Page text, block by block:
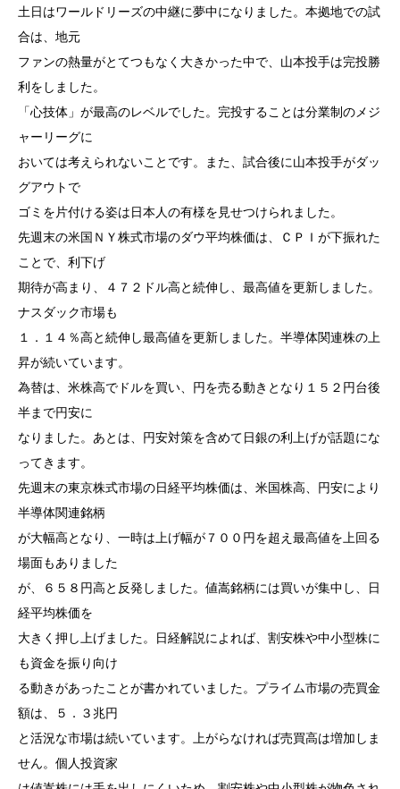
土日はワールドリーズの中継に夢中になりました。本拠地での試
合は、地元
ファンの熱量がとてつもなく大きかった中で、山本投手は完投勝
利をしました。
「心技体」が最高のレベルでした。完投することは分業制のメジ
ャーリーグに
おいては考えられないことです。また、試合後に山本投手がダッ
グアウトで
ゴミを片付ける姿は日本人の有様を見せつけられました。
先週末の米国ＮＹ株式市場のダウ平均株価は、ＣＰＩが下振れた
ことで、利下げ
期待が高まり、４７２ドル高と続伸し、最高値を更新しました。
ナスダック市場も
１．１４％高と続伸し最高値を更新しました。半導体関連株の上
昇が続いています。
為替は、米株高でドルを買い、円を売る動きとなり１５２円台後
半まで円安に
なりました。あとは、円安対策を含めて日銀の利上げが話題にな
ってきます。
先週末の東京株式市場の日経平均株価は、米国株高、円安により
半導体関連銘柄
が大幅高となり、一時は上げ幅が７００円を超え最高値を上回る
場面もありました
が、６５８円高と反発しました。値嵩銘柄には買いが集中し、日
経平均株価を
大きく押し上げました。日経解説によれば、割安株や中小型株に
も資金を振り向け
る動きがあったことが書かれていました。プライム市場の売買金
額は、５．３兆円
と活況な市場は続いています。上がらなければ売買高は増加しま
せん。個人投資家